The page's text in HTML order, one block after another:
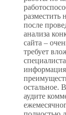
разместить
после
анализа
сайта –
требует
остальное.
аудите